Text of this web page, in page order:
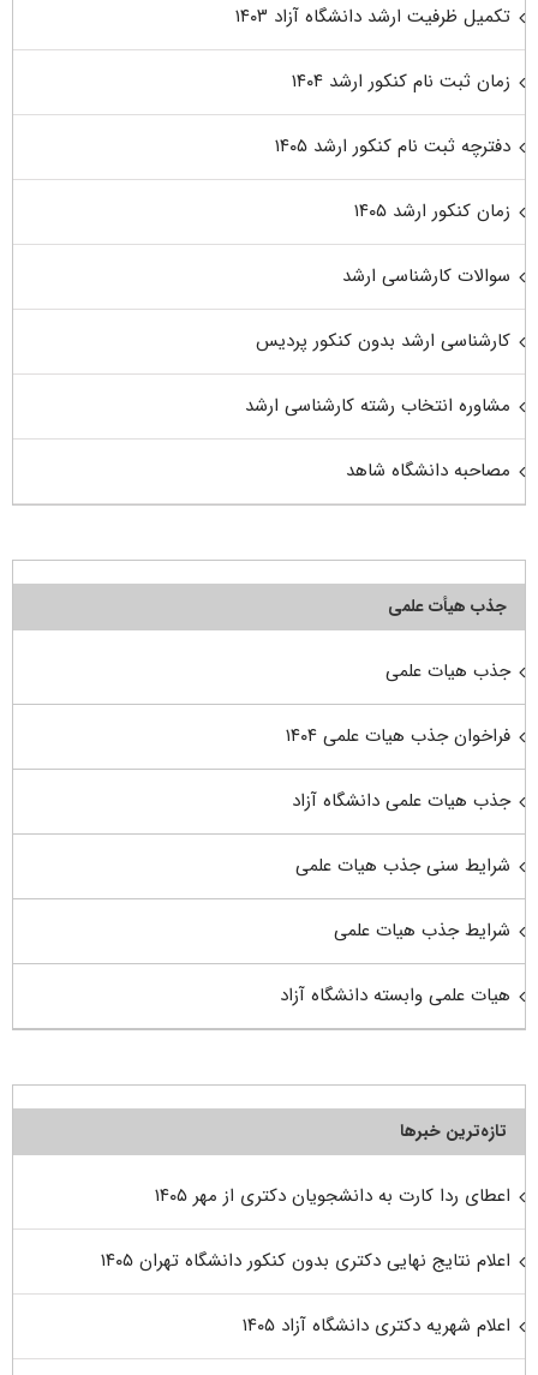
تکمیل ظرفیت ارشد دانشگاه آزاد ۱۴۰۳
زمان ثبت نام کنکور ارشد ۱۴۰۴
دفترچه ثبت نام کنکور ارشد ۱۴۰۵
زمان کنکور ارشد ۱۴۰۵
سوالات کارشناسی ارشد
کارشناسی ارشد بدون کنکور پردیس
مشاوره انتخاب رشته کارشناسی ارشد
مصاحبه دانشگاه شاهد
جذب هیأت علمی
جذب هیات علمی
فراخوان جذب هیات علمی ۱۴۰۴
جذب هیات علمی دانشگاه آزاد
شرایط سنی جذب هیات علمی
شرایط جذب هیات علمی
هیات علمی وابسته دانشگاه آزاد
تازه‌ترین خبرها
اعطای ردا کارت به دانشجویان دکتری از مهر ۱۴۰۵
اعلام نتایج نهایی دکتری بدون کنکور دانشگاه تهران ۱۴۰۵
اعلام شهریه دکتری دانشگاه آزاد ۱۴۰۵